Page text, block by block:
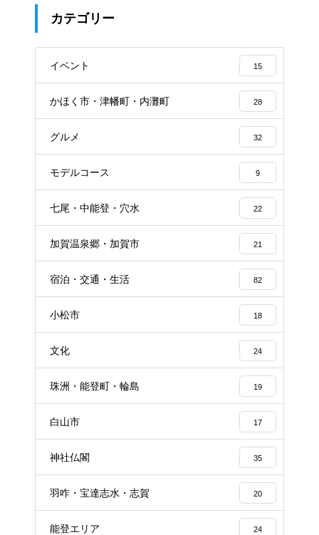
カテゴリー
イベント 15
かほく市・津幡町・内灘町 28
グルメ 32
モデルコース 9
七尾・中能登・穴水 22
加賀温泉郷・加賀市 21
宿泊・交通・生活 82
小松市 18
文化 24
珠洲・能登町・輪島 19
白山市 17
神社仏閣 35
羽咋・宝達志水・志賀 20
能登エリア 24